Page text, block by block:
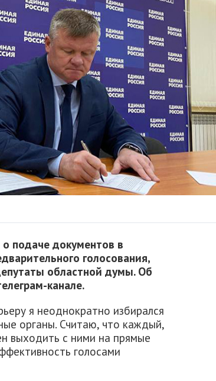
подаче документов в
голосования,
областной думы. Об
канале.
я неоднократно избирался
органы. Считаю, что каждый,
выходить с ними на прямые
голосами